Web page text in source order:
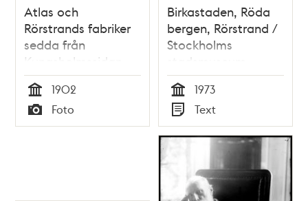
Atlas och
Rörstrands fabriker
sedda från
Kungsholmssidan
Tid
1902
Typ
Foto
Birkastaden, Röda
bergen, Rörstrand /
Stockholms
stadsmuseum
Tid
1973
Typ
Text